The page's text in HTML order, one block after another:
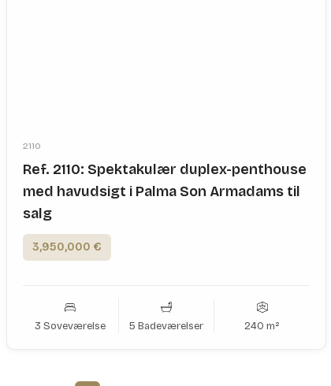
2110
Ref. 2110: Spektakulær duplex-penthouse
med havudsigt i Palma Son Armadams til
salg
3,950,000 €
3 Soveværelse 5 Badeværelser 240 m²